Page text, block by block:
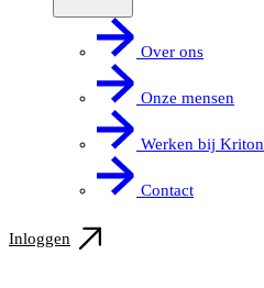
Over ons
Onze mensen
Werken bij Kriton
Contact
Inloggen